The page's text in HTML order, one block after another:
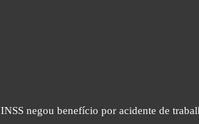
INSS negou benefício por acidente de